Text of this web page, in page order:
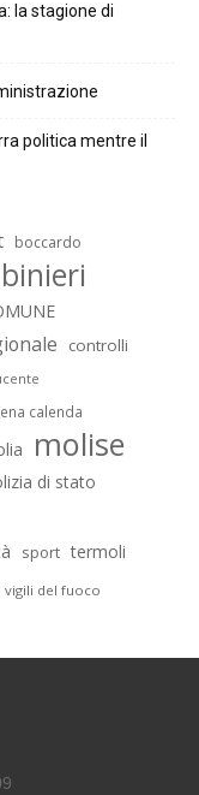
la stagione di
politica mentre il
boccardo
controlli
calenda
molise
di stato
sport termoli
vigili del fuoco